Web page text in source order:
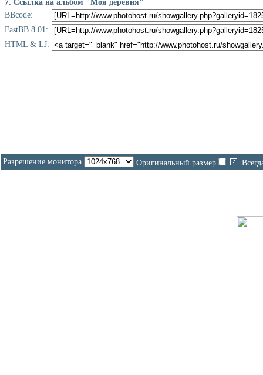
7. Ссылка на альбом "Моя деревня"
BBcode:
FastBB 8.01:
HTML & LJ:
Разрешение монитора Оригинальный размер